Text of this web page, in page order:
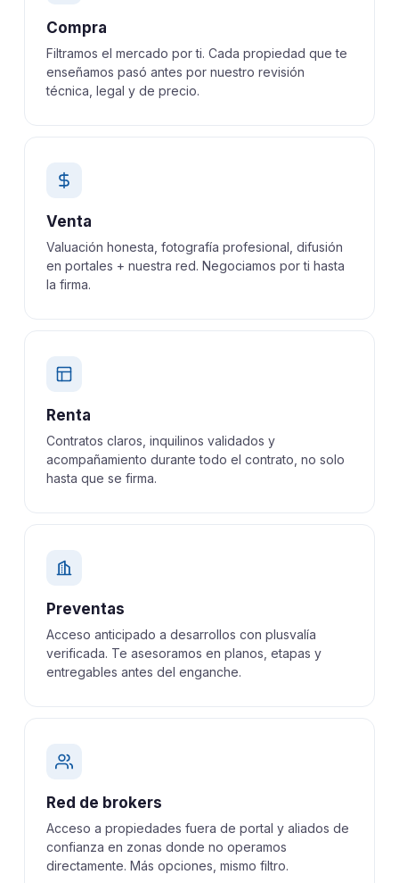
Compra
Filtramos el mercado por ti. Cada propiedad que te
enseñamos pasó antes por nuestro revisión
técnica, legal y de precio.
Venta
Valuación honesta, fotografía profesional, difusión
en portales + nuestra red. Negociamos por ti hasta
la firma.
Renta
Contratos claros, inquilinos validados y
acompañamiento durante todo el contrato, no solo
hasta que se firma.
Preventas
Acceso anticipado a desarrollos con plusvalía
verificada. Te asesoramos en planos, etapas y
entregables antes del enganche.
Red de brokers
Acceso a propiedades fuera de portal y aliados de
confianza en zonas donde no operamos
directamente. Más opciones, mismo filtro.